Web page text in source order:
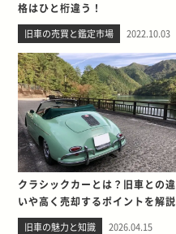
格はひと桁違う！
旧車の売買と鑑定市場 2022.10.03
クラシックカーとは？旧車との違
いや高く売却するポイントを解説
旧車の魅力と知識 2026.04.15